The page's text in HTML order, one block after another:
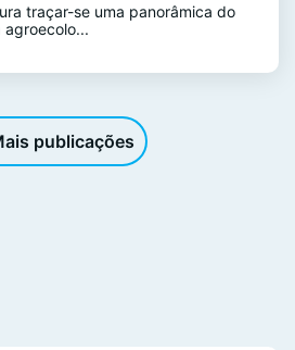
traçar-se uma panorâmica do
publicações